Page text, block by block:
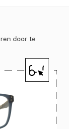
door te